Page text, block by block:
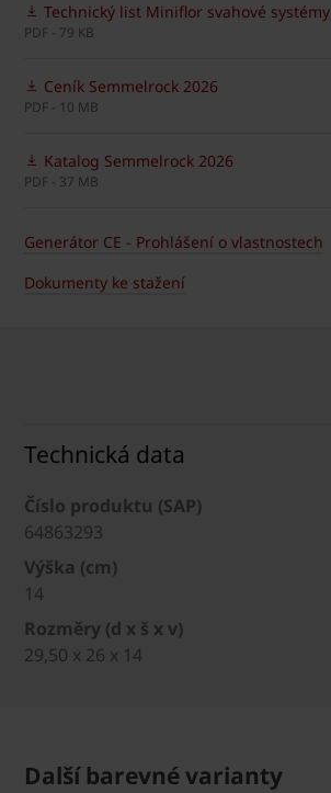
Technický list Miniflor svahové systémy
PDF - 79 KB
Ceník Semmelrock 2026
PDF - 10 MB
Katalog Semmelrock 2026
PDF - 37 MB
Generátor CE - Prohlášení o vlastnostech
Dokumenty ke stažení
Technická data
Číslo produktu (SAP)
64863293
Výška (cm)
14
Rozměry (d x š x v)
29,50 x 26 x 14
Další barevné varianty